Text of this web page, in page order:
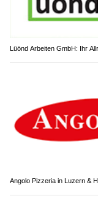
Lüönd Arbeiten GmbH: Ihr
Angolo Pizzeria in Luzern &